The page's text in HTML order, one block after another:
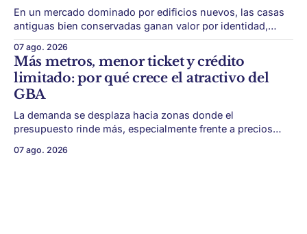
En un mercado dominado por edificios nuevos, las casas
antiguas bien conservadas ganan valor por identidad,
algunas piezas residenciales que cuentan otra historia del
barrio. En medio de torres, edificios nuevos y proyectos
premium, todavía aparecen casas de más de 100 años
07 ago. 2026
Más metros, menor ticket y crédito
limitado: por qué crece el atractivo del
GBA
La demanda se desplaza hacia zonas donde el
presupuesto rinde más, especialmente frente a precios
Conurbano vuelve a ganar protagonismo en el mapa
07 ago. 2026